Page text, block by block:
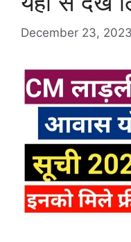
December 23, 2023